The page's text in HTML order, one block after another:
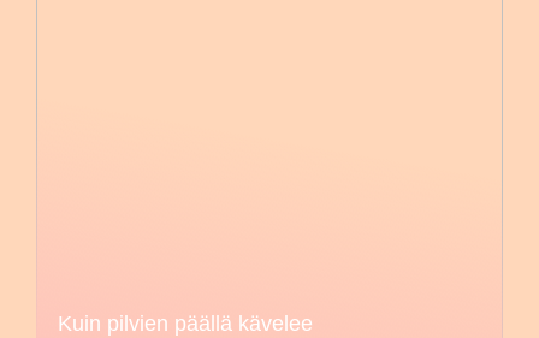
Kuin pilvien päällä kävelee